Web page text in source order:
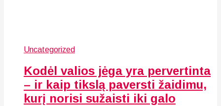
Uncategorized
Kodėl valios jėga yra pervertinta
– ir kaip tikslą paversti žaidimu,
kurį norisi sužaisti iki galo